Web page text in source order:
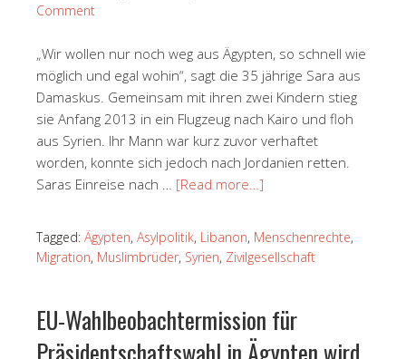
Comment
„Wir wollen nur noch weg aus Ägypten, so schnell wie
möglich und egal wohin“, sagt die 35 jährige Sara aus
Damaskus. Gemeinsam mit ihren zwei Kindern stieg
sie Anfang 2013 in ein Flugzeug nach Kairo und floh
aus Syrien. Ihr Mann war kurz zuvor verhaftet
worden, konnte sich jedoch nach Jordanien retten.
Saras Einreise nach … [Read more…]
Tagged: Ägypten, Asylpolitik, Libanon, Menschenrechte,
Migration, Muslimbrüder, Syrien, Zivilgesellschaft
EU-Wahlbeobachtermission für
Präsidentschaftswahl in Ägypten wird